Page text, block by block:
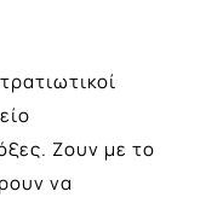
Ζουν με το
να